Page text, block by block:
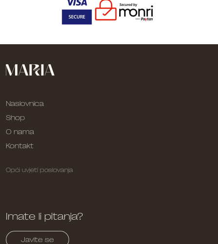
Naslovnica
Shop
O nama
Kontakt
Opći uvjeti poslovanja
Imate li pitanja?
Javite se